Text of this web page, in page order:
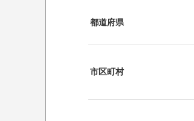
都道府県
市区町村